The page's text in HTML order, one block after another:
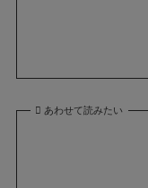
あわせて読みたい